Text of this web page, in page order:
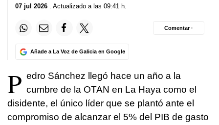
07 jul 2026 . Actualizado a las 09:41 h.
Añade a La Voz de Galicia en Google
Comentar ·
P edro Sánchez llegó hace un año a la
cumbre de la OTAN en La Haya como el
disidente, el único líder que se plantó ante el
compromiso de alcanzar el 5% del PIB de gasto